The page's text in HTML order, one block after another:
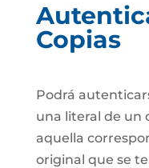
Copias
Podrá
una literal de un
aquella
original que se